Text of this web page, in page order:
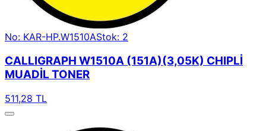
No: KAR-HP.W1510AStok: 2
CALLIGRAPH W1510A (151A)(3,05K) CHIPLİ
MUADİL TONER
511,28 TL